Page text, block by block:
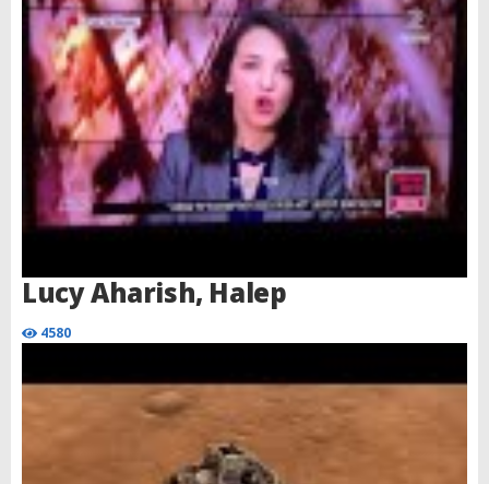
Lucy Aharish, Halep
4580